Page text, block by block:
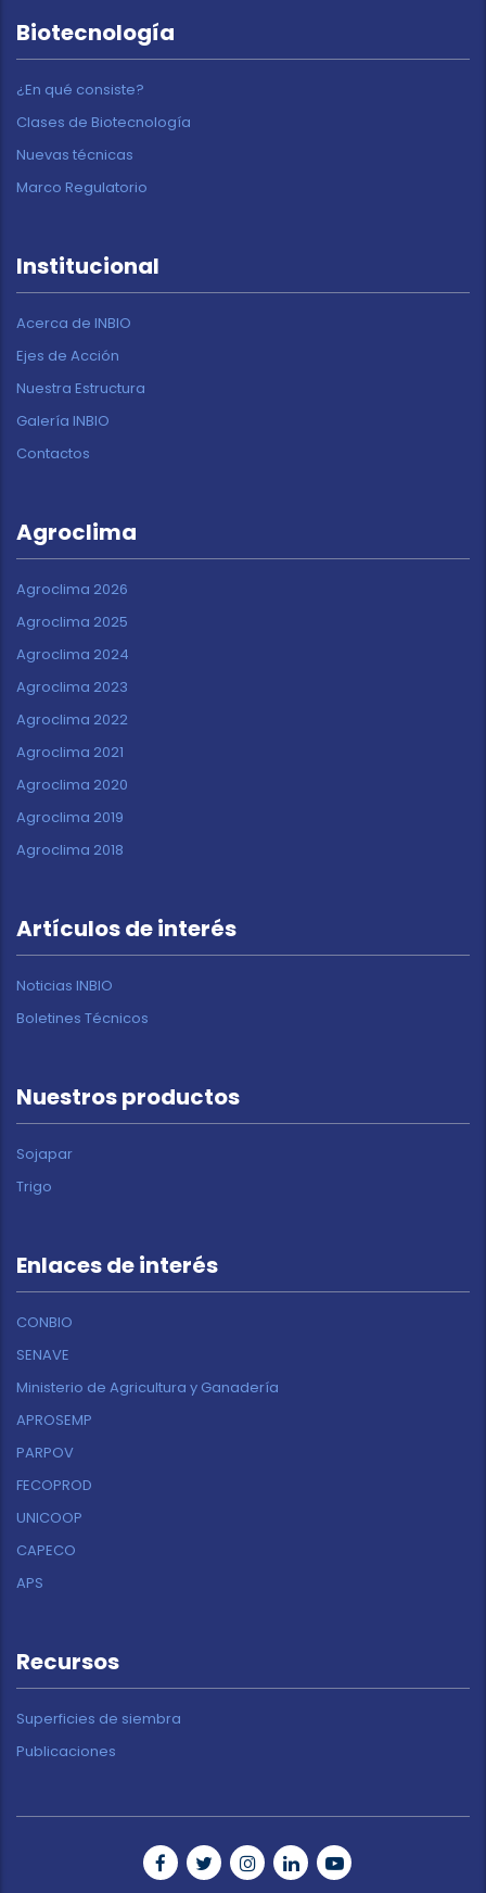
Biotecnología
¿En qué consiste?
Clases de Biotecnología
Nuevas técnicas
Marco Regulatorio
Institucional
Acerca de INBIO
Ejes de Acción
Nuestra Estructura
Galería INBIO
Contactos
Agroclima
Agroclima 2026
Agroclima 2025
Agroclima 2024
Agroclima 2023
Agroclima 2022
Agroclima 2021
Agroclima 2020
Agroclima 2019
Agroclima 2018
Artículos de interés
Noticias INBIO
Boletines Técnicos
Nuestros productos
Sojapar
Trigo
Enlaces de interés
CONBIO
SENAVE
Ministerio de Agricultura y Ganadería
APROSEMP
PARPOV
FECOPROD
UNICOOP
CAPECO
APS
Recursos
Superficies de siembra
Publicaciones